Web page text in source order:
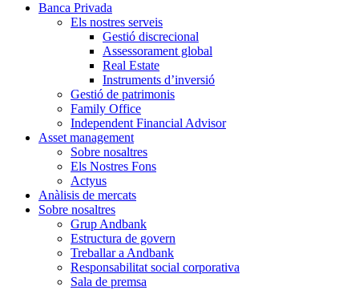
Banca Privada
Els nostres serveis
Gestió discrecional
Assessorament global
Real Estate
Instruments d’inversió
Gestió de patrimonis
Family Office
Independent Financial Advisor
Asset management
Sobre nosaltres
Els Nostres Fons
Actyus
Anàlisis de mercats
Sobre nosaltres
Grup Andbank
Estructura de govern
Treballar a Andbank
Responsabilitat social corporativa
Sala de premsa